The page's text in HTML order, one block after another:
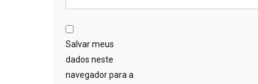
Salvar meus
dados neste
navegador para a